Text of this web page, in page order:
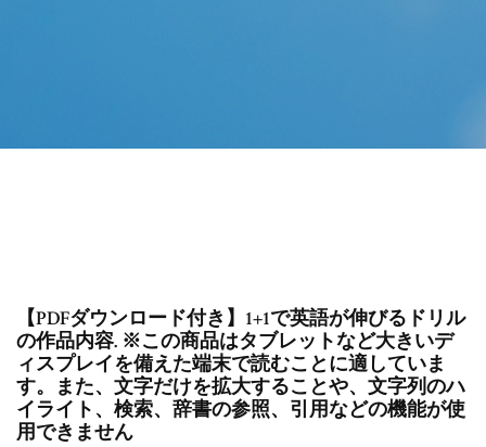
【PDFダウンロード付き】1+1で英語が伸びるドリル
の作品内容. ※この商品はタブレットなど大きいデ
ィスプレイを備えた端末で読むことに適していま
す。また、文字だけを拡大することや、文字列のハ
イライト、検索、辞書の参照、引用などの機能が使
用できません